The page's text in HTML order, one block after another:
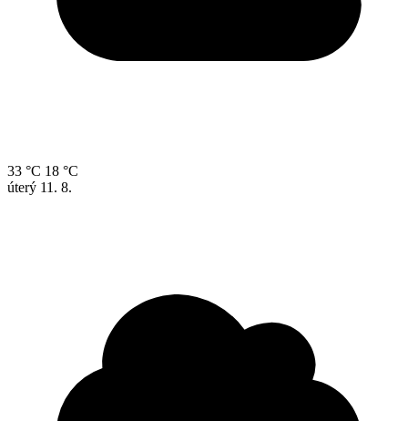
33 °C 18 °C
úterý 11. 8.